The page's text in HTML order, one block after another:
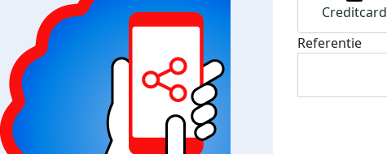
Creditcard
Referentie